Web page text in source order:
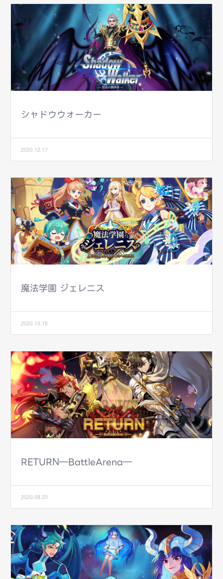
シャドウウォーカー
2020.12.17
魔法学園 ジェレニス
2020.10.15
RETURN―BattleArena―
2020.08.20